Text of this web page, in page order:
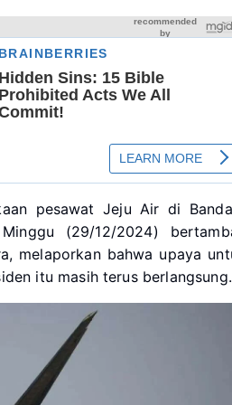
pesawat Jeju Air di
(29/12/2024)
melaporkan bahwa upaya
itu masih terus berlangsung.